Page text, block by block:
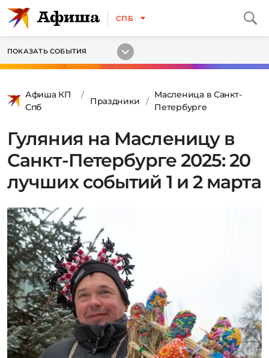
СПБ
ПОКАЗАТЬ СОБЫТИЯ
Афиша КП
Спб
Праздники
Масленица в Санкт-
Петербурге
Гуляния на Масленицу в
Санкт-Петербурге 2025: 20
лучших событий 1 и 2 марта